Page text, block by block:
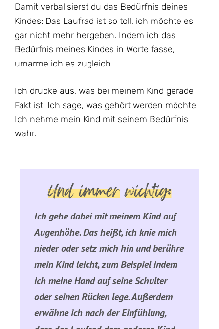
Damit verbalisierst du das Bedürfnis deines
Kindes: Das Laufrad ist so toll, ich möchte es
gar nicht mehr hergeben. Indem ich das
Bedürfnis meines Kindes in Worte fasse,
umarme ich es zugleich.
Ich drücke aus, was bei meinem Kind gerade
Fakt ist. Ich sage, was gehört werden möchte.
Ich nehme mein Kind mit seinem Bedürfnis
wahr.
Und immer wichtig:
Ich gehe dabei mit meinem Kind auf
Augenhöhe. Das heißt, ich knie mich
nieder oder setz mich hin und berühre
mein Kind leicht, zum Beispiel indem
ich meine Hand auf seine Schulter
oder seinen Rücken lege. Außerdem
erwähne ich nach der Einfühlung,